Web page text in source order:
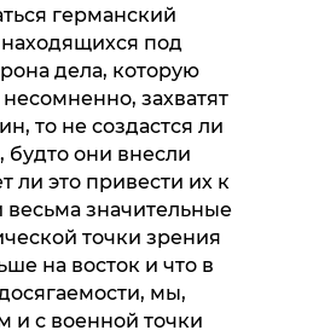
германский
под
дела, которую
захватят
то не создастся ли
они внесли
это привести их к
значительные
точки зрения
на восток и что в
мы,
и с военной точки